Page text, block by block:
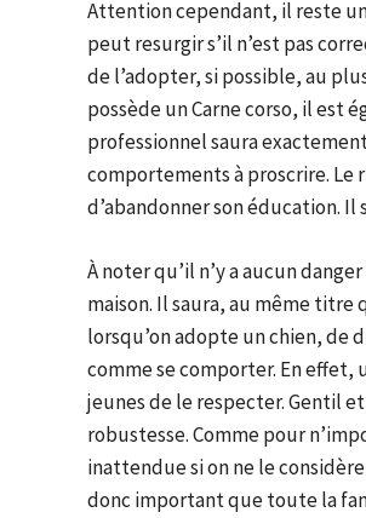
Attention cependant, il reste
peut resurgir s’il n’est pas
de l’adopter, si possible, au
possède un Carne corso, il est
professionnel saura
comportements à proscrire. Le
d’abandonner son éducation.
À noter qu’il n’y a aucun
maison. Il saura, au même
lorsqu’on adopte un chien, de
comme se comporter. En effet,
jeunes de le respecter. Gentil
robustesse. Comme pour
inattendue si on ne le
donc important que toute la